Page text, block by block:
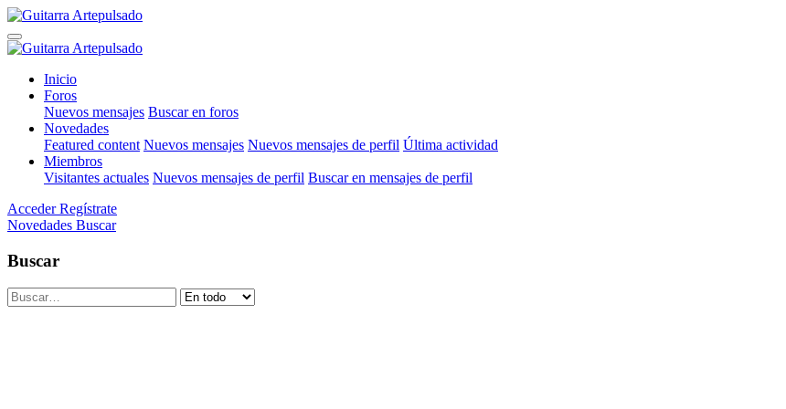
Inicio
Foros
Nuevos mensajes Buscar en foros
Novedades
Featured content Nuevos mensajes Nuevos mensajes de perfil Última actividad
Miembros
Visitantes actuales Nuevos mensajes de perfil Buscar en mensajes de perfil
Acceder Regístrate
Novedades Buscar
Buscar